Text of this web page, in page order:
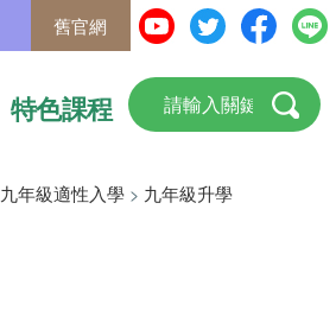
舊官網
特色課程
九年級適性入學 > 九年級升學